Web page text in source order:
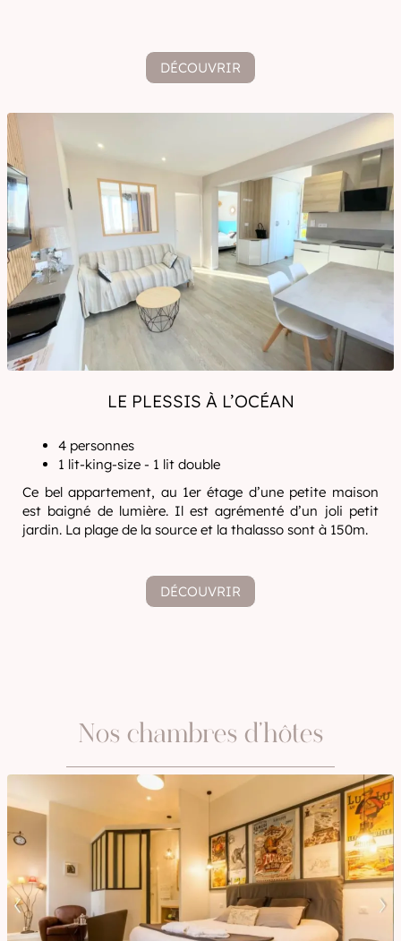
DÉCOUVRIR
LE PLESSIS À L’OCÉAN
4 personnes
1 lit-king-size - 1 lit double
Ce bel appartement, au 1er étage d’une petite maison
est baigné de lumière. Il est agrémenté d’un joli petit
jardin. La plage de la source et la thalasso sont à 150m.
DÉCOUVRIR
Nos chambres d'hôtes